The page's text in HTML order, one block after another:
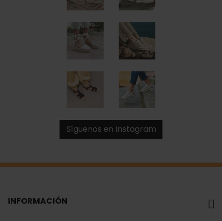
Síguenos en Instagram
INFORMACIÓN